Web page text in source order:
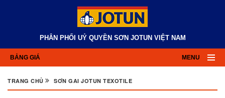
PHÂN PHỐI UỶ QUYỀN SƠN JOTUN VIỆT NAM
MENU
BẢNG GIÁ
TRANG CHỦ SƠN GAI JOTUN TEXOTILE